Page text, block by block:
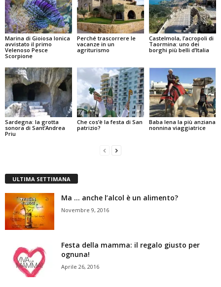
Marina di Gioiosa Ionica
avvistato il primo
Velenoso Pesce
Scorpione
Perché trascorrere le
vacanze in un
agriturismo
Castelmola, l’acropoli di
Taormina: uno dei
borghi più belli d’Italia
Sardegna: la grotta
sonora di Sant’Andrea
Priu
Che cos’è la festa di San
patrizio?
Baba lena la più anziana
nonnina viaggiatrice
ULTIMA SETTIMANA
Ma … anche l’alcol è un alimento?
Novembre 9, 2016
Festa della mamma: il regalo giusto per
ognuna!
Aprile 26, 2016